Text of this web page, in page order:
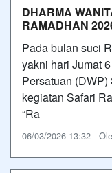
DHARMA
RAMADHAN
Pada bulan suci
yakni hari Jumat
Persatuan
kegiatan Safari
“Ra
06/03/2026 13:32 -